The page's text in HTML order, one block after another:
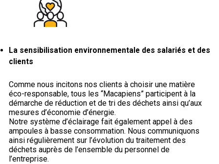
La sensibilisation environnementale des salariés et des
clients
Comme nous incitons nos clients à choisir une matière
éco-responsable, tous les “Macapiens” participent à la
démarche de réduction et de tri des déchets ainsi qu’aux
mesures d’économie d’énergie.
Notre système d’éclairage fait également appel à des
ampoules à basse consommation. Nous communiquons
ainsi régulièrement sur l’évolution du traitement des
déchets auprès de l’ensemble du personnel de
l’entreprise.